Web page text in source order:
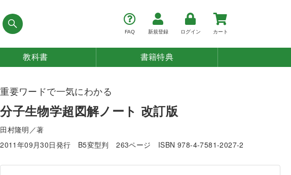
FAQ 新規登録 ログイン カート
教科書 書籍特典
重要ワードで一気にわかる
分子生物学超図解ノート 改訂版
田村隆明／著
2011年09月30日発行
B5変型判 263ページ ISBN 978-4-7581-2027-2